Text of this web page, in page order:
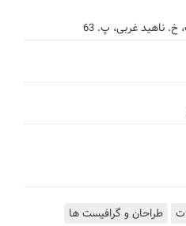
ناهید غربی، پ. 63
طراحان و گرافیست ها